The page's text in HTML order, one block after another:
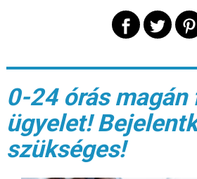
0-24 órás magán
ügyelet!
szükséges!